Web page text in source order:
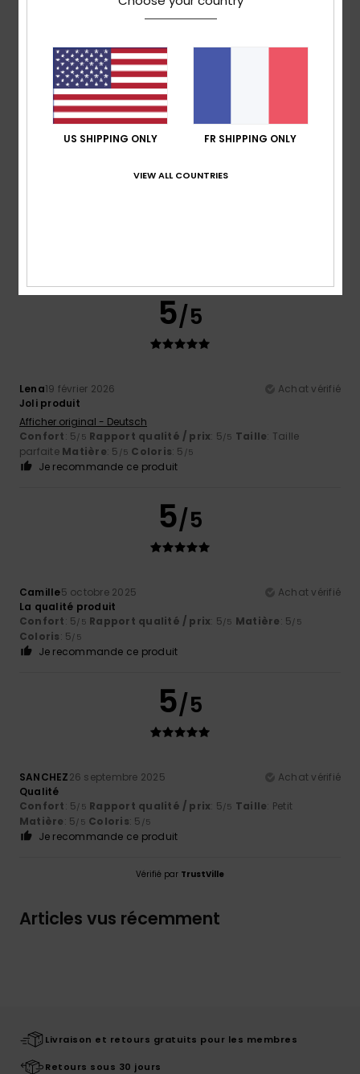
3 avis vérifiésdepuis septembre 2025
Confort
5.0
Taille
Matière
5/5
Lena19 février 2026
Achat vérifié
Joli produit
Afficher original - Deutsch
Confort: 5/5 Rapport qualité / prix: 5/5 Taille: Taille
parfaite Matière: 5 /5 Coloris: 5 /5
Je recommande ce produit
5/5
Camille5 octobre 2025
Achat vérifié
La qualité produit
Confort: 5/5 Rapport qualité / prix: 5/5 Matière: 5/5
Coloris: 5/5
Je recommande ce produit
5/5
SANCHEZ26 septembre 2025
Achat vérifié
Qualité
Confort: 5/5 Rapport qualité / prix: 5/5 Taille: Petit
Matière: 5/5 Coloris: 5 /5
Je recommande ce produit
Vérifié par TrustVille
Articles vus récemment
Livraison et retours gratuits pour les membres
Retours sous 30 jours
US SHIPPING ONLY FR SHIPPING ONLY
VIEW ALL COUNTRIES